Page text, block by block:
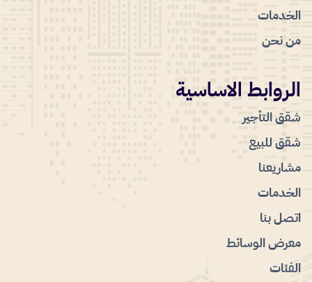
الخدمات
من نحن
الروابط الاساسية
شقق التأجير
شقق للبيع
مشاريعنا
الخدمات
اتصل بنا
معرض الوسائط
الفئات